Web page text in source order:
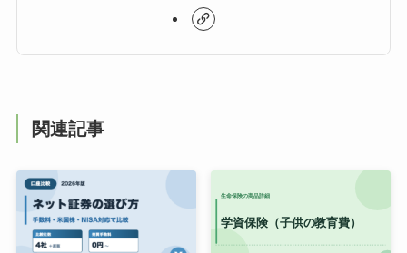
関連記事